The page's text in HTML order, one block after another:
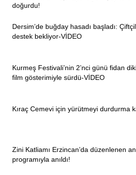
doğurdu!
Dersim’de buğday hasadı başladı:
destek bekliyor-VİDEO
Kurmeş Festivali’nin 2’nci günü fidan
film gösterimiyle sürdü-VİDEO
Kıraç Cemevi için yürütmeyi durdurma
Zini Katliamı Erzincan’da düzenlenen
programıyla anıldı!